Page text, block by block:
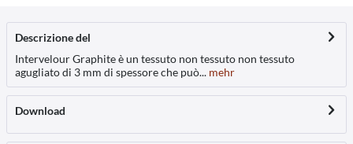
Descrizione del
Intervelour Graphite è un tessuto non tessuto non tessuto
agugliato di 3 mm di spessore che può... mehr
Download